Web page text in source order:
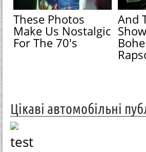
These Photos
Make Us Nostalgic
For The 70's
And
Цікаві автомобільні
test